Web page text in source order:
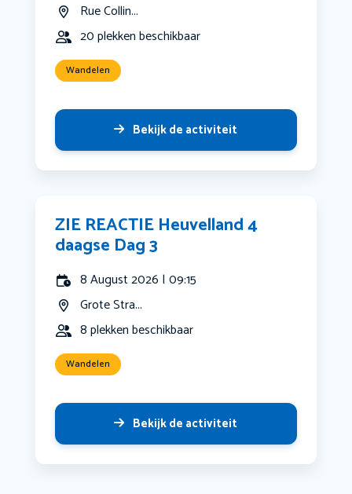
Rue Collin...
20 plekken beschikbaar
Wandelen
Bekijk de activiteit
ZIE REACTIE Heuvelland 4
daagse Dag 3
8 August 2026 | 09:15
Grote Stra...
8 plekken beschikbaar
Wandelen
Bekijk de activiteit